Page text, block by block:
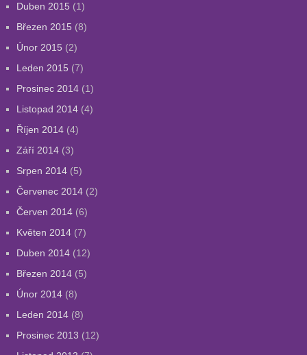
Duben 2015 (1)
Březen 2015 (8)
Únor 2015 (2)
Leden 2015 (7)
Prosinec 2014(1)
Listopad 2014(4)
Říjen 2014(4)
Září 2014(3)
Srpen 2014(5)
Červenec 2014(2)
Červen 2014(6)
Květen 2014(7)
Duben 2014(12)
Březen 2014(5)
Únor 2014(8)
Leden 2014(8)
Prosinec 2013 (12)